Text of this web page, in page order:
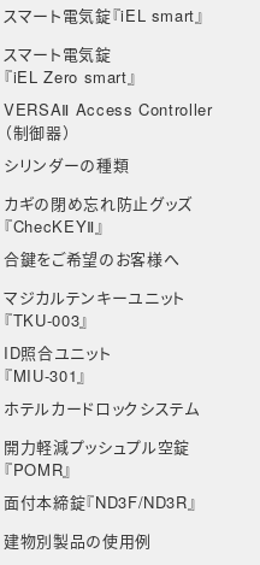
スマート電気錠『iEL smart』
スマート電気錠
『iEL Zero smart』
VERSAⅡ Access Controller
（制御器）
シリンダーの種類
カギの閉め忘れ防止グッズ
『ChecKEYⅡ』
合鍵をご希望のお客様へ
マジカルテンキーユニット
『TKU-003』
ID照合ユニット
『MIU-301』
ホテルカードロックシステム
開力軽減プッシュプル空錠
『POMR』
面付本締錠『ND3F/ND3R』
建物別製品の使用例